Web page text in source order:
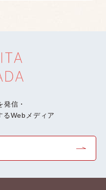
発信・
るWebメディア